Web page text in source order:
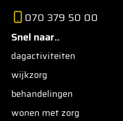
070 379 50 00
Snel naar..
dagactiviteiten
wijkzorg
behandelingen
wonen met zorg